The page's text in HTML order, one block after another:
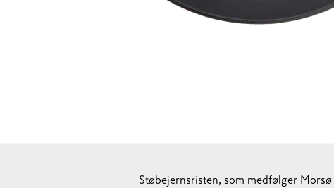
Støbejernsristen, som medfølger